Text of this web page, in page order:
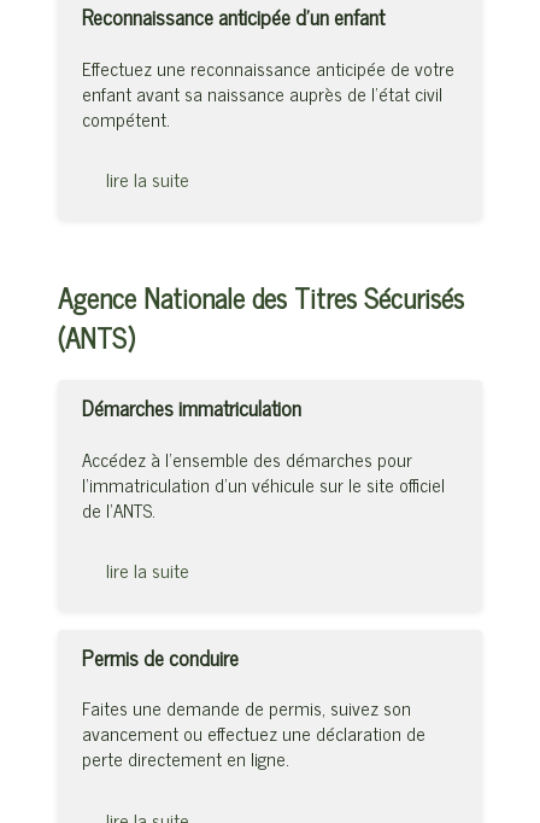
Reconnaissance anticipée d’un enfant
Effectuez une reconnaissance anticipée de votre
enfant avant sa naissance auprès de l’état civil
compétent.
lire la suite
Agence Nationale des Titres Sécurisés
(ANTS)
Démarches immatriculation
Accédez à l’ensemble des démarches pour
l’immatriculation d’un véhicule sur le site officiel
de l’ANTS.
lire la suite
Permis de conduire
Faites une demande de permis, suivez son
avancement ou effectuez une déclaration de
perte directement en ligne.